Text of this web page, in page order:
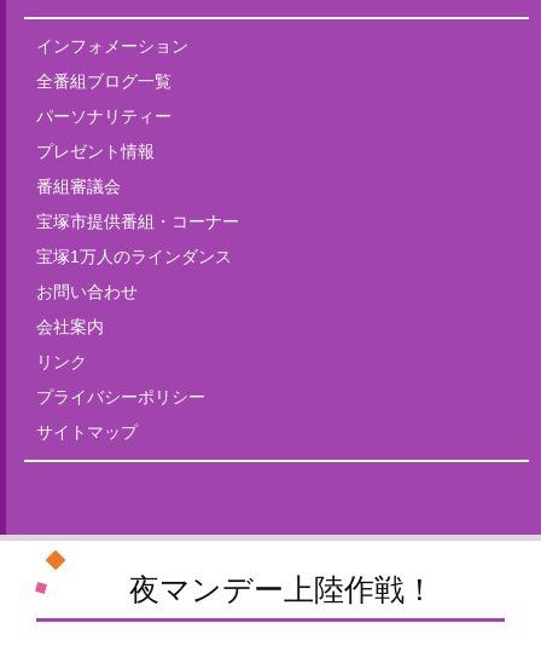
インフォメーション
全番組ブログ一覧
パーソナリティー
プレゼント情報
番組審議会
宝塚市提供番組・コーナー
宝塚1万人のラインダンス
お問い合わせ
会社案内
リンク
プライバシーポリシー
サイトマップ
夜マンデー上陸作戦！